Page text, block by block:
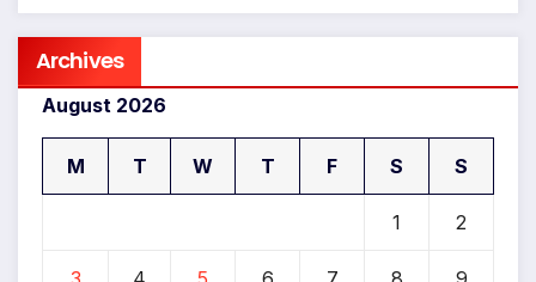
Archives
August 2026
M T W T F S S
1 2